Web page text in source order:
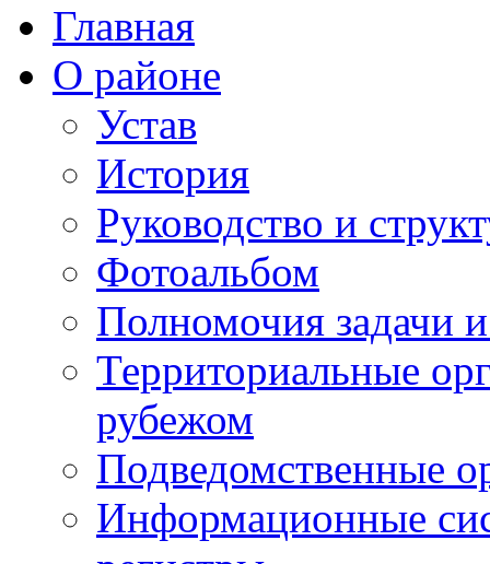
Главная
О районе
Устав
История
Руководство и
Фотоальбом
Полномочия задачи
Территориальные
рубежом
Подведомственные
Информационные